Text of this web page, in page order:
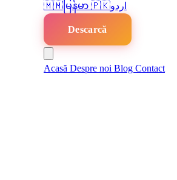
🇲🇲 မြန်မာ 🇵🇰اردو
Descarcă
Acasă Despre noi Blog Contact